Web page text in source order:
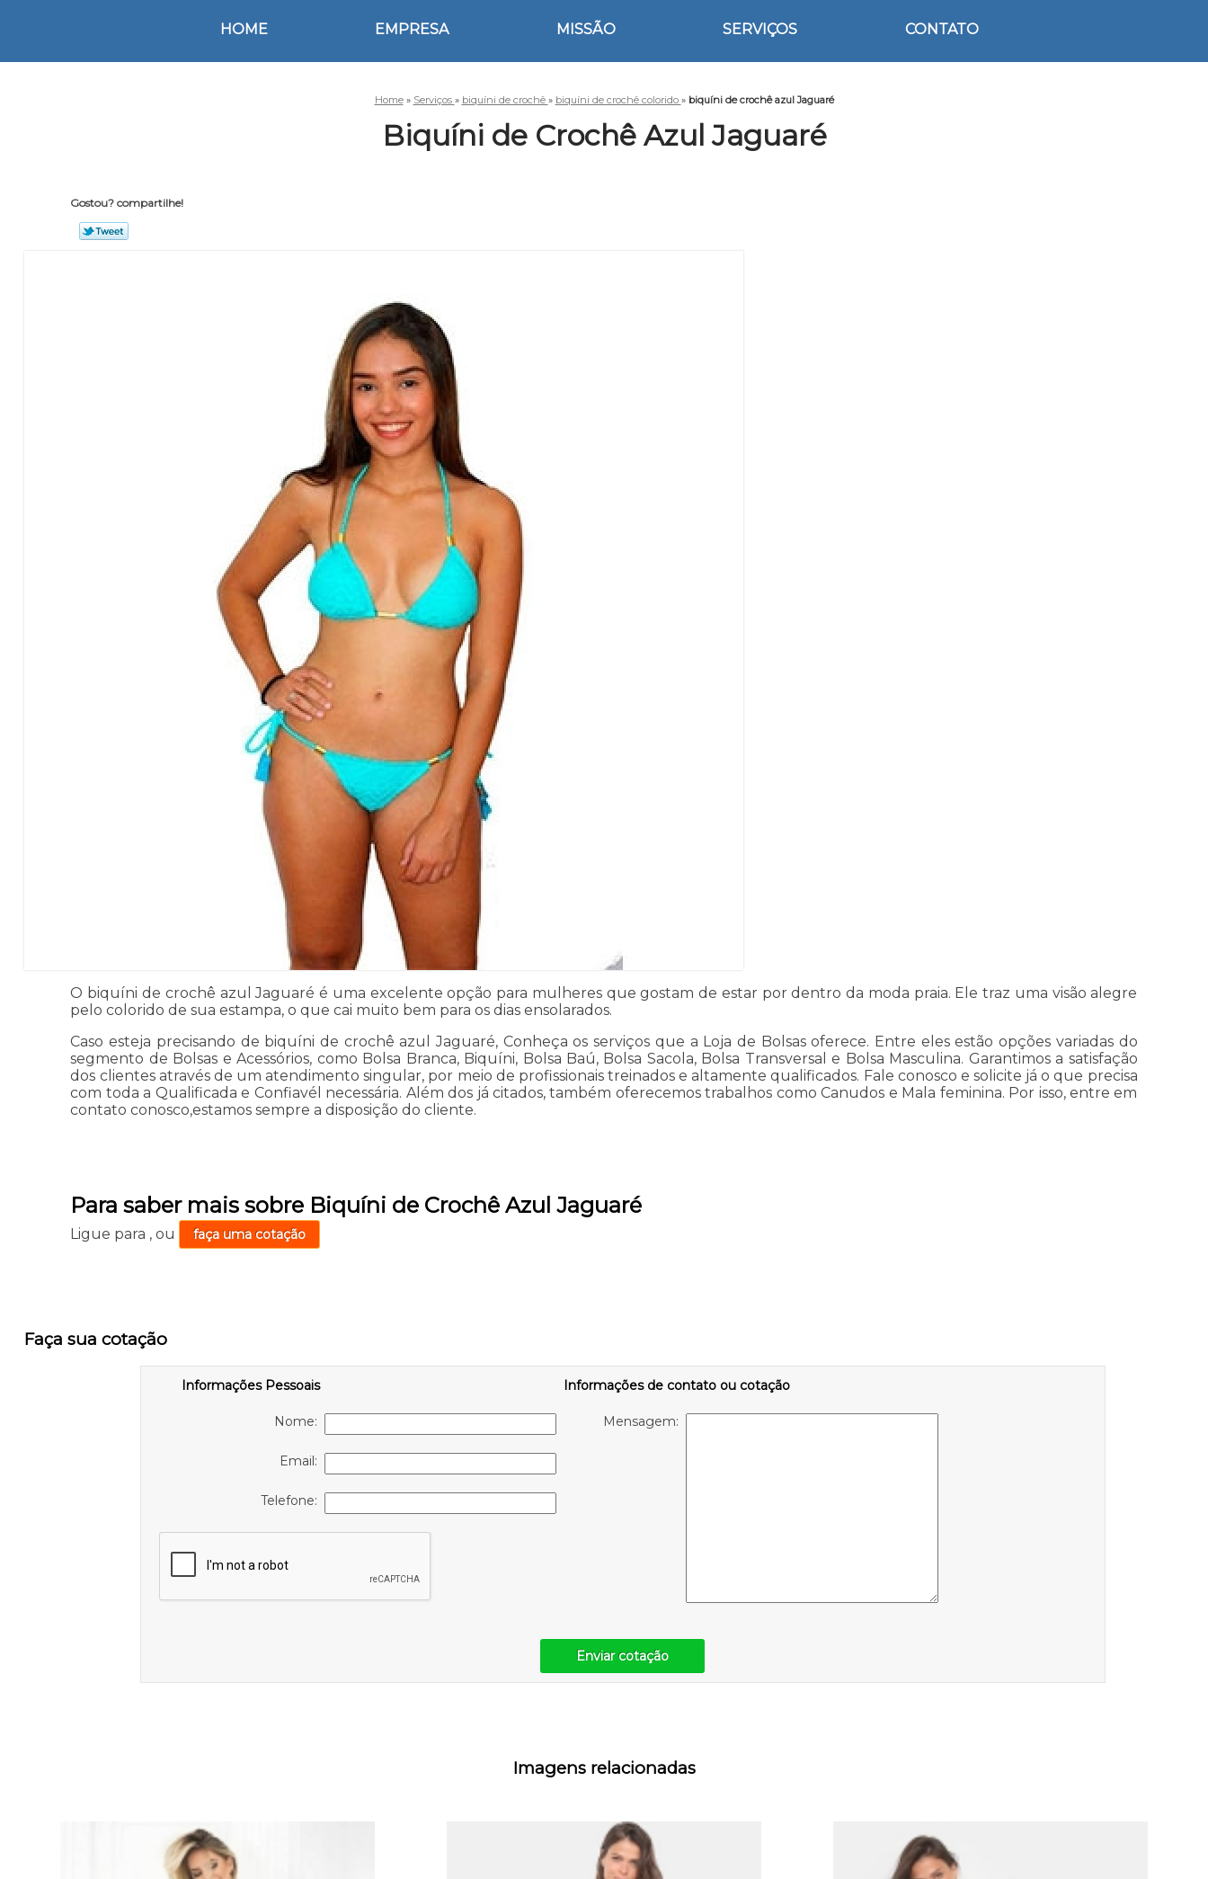
HOME EMPRESA MISSÃO SERVIÇOS CONTATO
Home » Serviços » biquíni de crochê » biquíni de crochê colorido » biquíni de crochê azul Jaguaré
Biquíni de Crochê Azul Jaguaré
Gostou? compartilhe!
O biquíni de crochê azul Jaguaré é uma excelente opção para mulheres que gostam de estar por dentro da moda praia. Ele traz uma visão alegre
pelo colorido de sua estampa, o que cai muito bem para os dias ensolarados.
Caso esteja precisando de biquíni de crochê azul Jaguaré, Conheça os serviços que a Loja de Bolsas oferece. Entre eles estão opções variadas do
segmento de Bolsas e Acessórios, como Bolsa Branca, Biquíni, Bolsa Baú, Bolsa Sacola, Bolsa Transversal e Bolsa Masculina. Garantimos a satisfação
dos clientes através de um atendimento singular, por meio de profissionais treinados e altamente qualificados. Fale conosco e solicite já o que precisa
com toda a Qualificada e Confiavél necessária. Além dos já citados, também oferecemos trabalhos como Canudos e Mala feminina. Por isso, entre em
contato conosco,estamos sempre a disposição do cliente.
Para saber mais sobre Biquíni de Crochê Azul Jaguaré
Ligue para ,ou faça uma cotação
Faça sua cotação
Informações Pessoais
Nome:
Email:
Telefone:
Informações de contato ou cotação
Mensagem:
Enviar cotação
Imagens relacionadas